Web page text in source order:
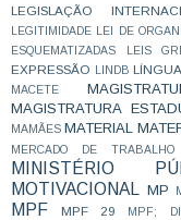
LEGISLAÇÃO
LEGITIMIDADE LEI DE
ESQUEMATIZADAS
LEIS
EXPRESSÃO
LINDB
MACETE
MAGISTRATURA
MAMÃES MATERIAL
MERCADO DE TRABALHO
MINISTÉRIO
MOTIVACIONAL
MP
MPF MPF 29 MPF;